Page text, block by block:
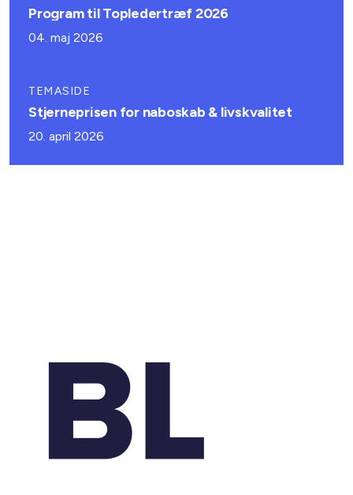
Program til Topledertræf 2026
04. maj 2026
TEMASIDE
Stjerneprisen for naboskab & livskvalitet
20. april 2026